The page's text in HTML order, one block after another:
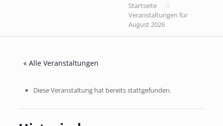
Startseite
Veranstaltungen für
August 2026
« Alle Veranstaltungen
Diese Veranstaltung hat bereits stattgefunden.